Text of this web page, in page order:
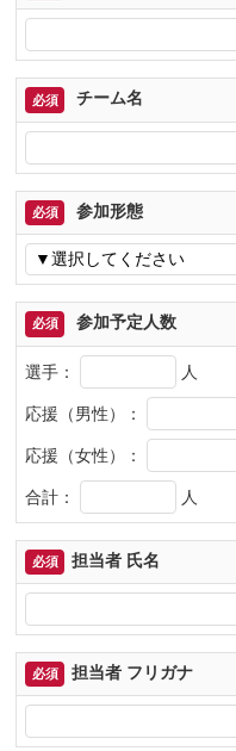
必須 チーム名
必須 参加形態
必須 参加予定人数
選手： 人
応援（男性）：
応援（女性）：
合計： 人
必須 担当者 氏名
必須 担当者 フリガナ